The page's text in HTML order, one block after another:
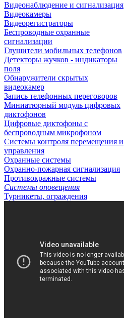
Видеонаблюдение и сигнализация
Видеокамеры
Видеорегистраторы
Беспроводные охранные
сигнализации
Глушители мобильных телефонов
Детекторы жучков - индикаторы
поля
Обнаружители скрытых
видеокамер
Запись телефонных переговоров
Миниатюрный модуль цифровых
диктофонов
Цифровые диктофоны с
беспроводным микрофоном
Системы контроля перемещения и
управления
Охранные системы
Охранно-пожарная сигнализация
Противокражные системы
Системы оповещения
Турникеты, ограждения